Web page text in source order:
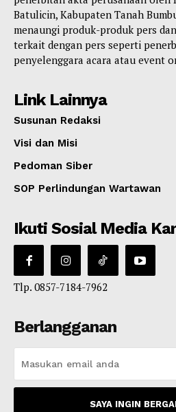
Batulicin, Kabupaten Tanah
menaungi produk-produk pers
terkait dengan pers seperti
penyelenggara acara atau event
Link Lainnya
Susunan Redaksi
Visi dan Misi
Pedoman Siber
SOP Perlindungan Wartawan
Ikuti Sosial Media
Tlp. 0857-7184-7962
Berlangganan
SAYA INGIN